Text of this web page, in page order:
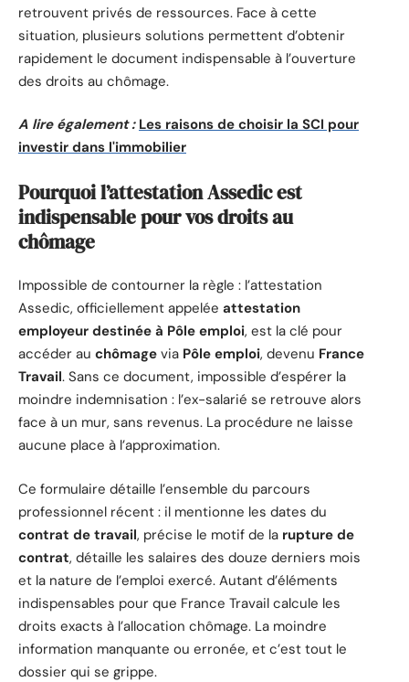
retrouvent privés de ressources. Face à cette
situation, plusieurs solutions permettent d’obtenir
rapidement le document indispensable à l’ouverture
des droits au chômage.
A lire également : Les raisons de choisir la SCI pour
investir dans l'immobilier
Pourquoi l’attestation Assedic est
indispensable pour vos droits au
chômage
Impossible de contourner la règle : l’attestation
Assedic, officiellement appelée attestation
employeur destinée à Pôle emploi, est la clé pour
accéder au chômage via Pôle emploi, devenu France
Travail. Sans ce document, impossible d’espérer la
moindre indemnisation : l’ex-salarié se retrouve alors
face à un mur, sans revenus. La procédure ne laisse
aucune place à l’approximation.
Ce formulaire détaille l’ensemble du parcours
professionnel récent : il mentionne les dates du
contrat de travail, précise le motif de la rupture de
contrat, détaille les salaires des douze derniers mois
et la nature de l’emploi exercé. Autant d’éléments
indispensables pour que France Travail calcule les
droits exacts à l’allocation chômage. La moindre
information manquante ou erronée, et c’est tout le
dossier qui se grippe.